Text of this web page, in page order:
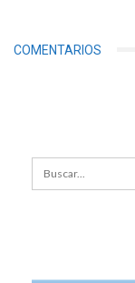
COMENTARIOS